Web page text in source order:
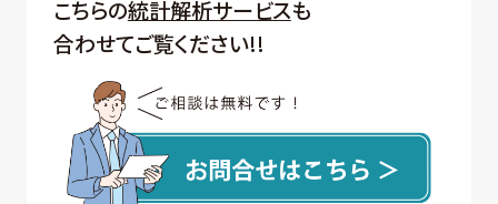
こちらの統計解析サービスも
合わせてご覧ください!!